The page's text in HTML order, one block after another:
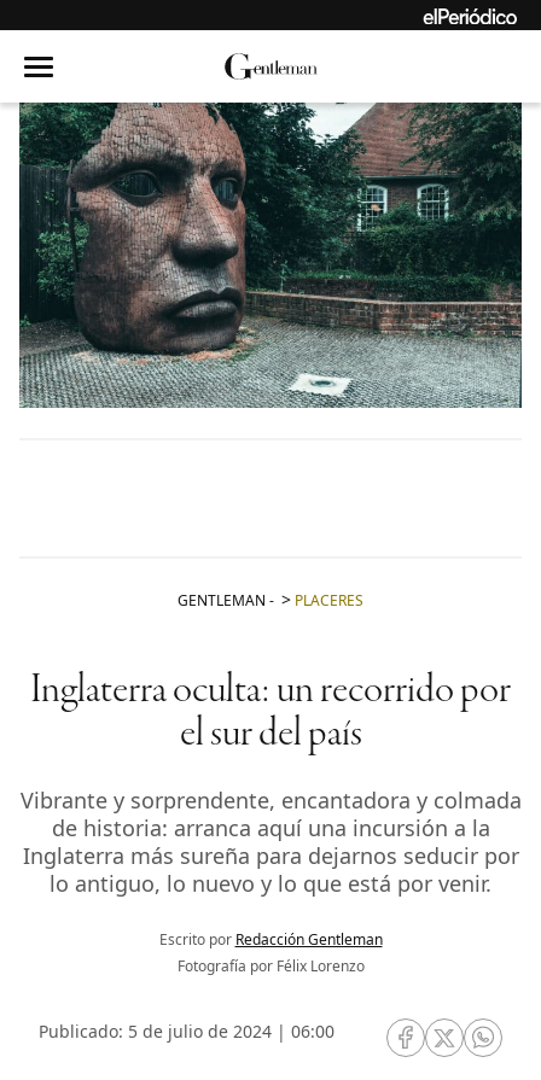
GENTLEMAN - PLACERES
Inglaterra oculta: un recorrido por
el sur del país
Vibrante y sorprendente, encantadora y colmada
de historia: arranca aquí una incursión a la
Inglaterra más sureña para dejarnos seducir por
lo antiguo, lo nuevo y lo que está por venir.
Escrito por Redacción Gentleman
Fotografía por Félix Lorenzo
Publicado: 5 de julio de 2024 | 06:00
RRSS Facebook
RRSSRRSS